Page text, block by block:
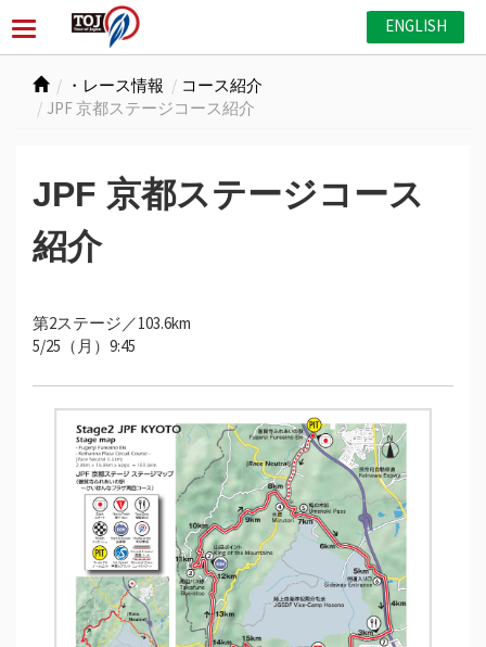
ENGLISH
・レース情報
コース紹介
JPF 京都ステージコース紹介
JPF 京都ステージコース
紹介
第2ステージ／103.6km
5/25（月）9:45